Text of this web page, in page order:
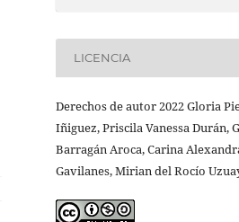
LICENCIA
Derechos de autor 2022 Gloria
Iñiguez, Priscila Vanessa Durán,
Barragán Aroca, Carina
Gavilanes, Mirian del Rocío